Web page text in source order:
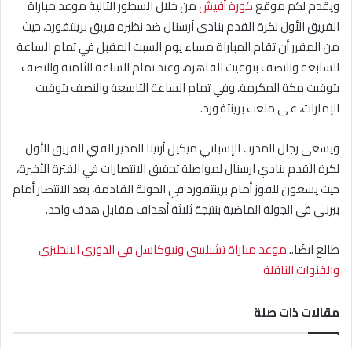
ويقدم لكم موقعكورة أفيشمن خلال السطور التالية موعد مباراة
الفريق الأول لكرة القدم بنادي آرسنال ضد نظيره فريق برينتفورد، حيث
من المقرر أن تقام المباراة مساء يوم السبت المقبل في تمام الساعة
السابعة والنصف بتوقيت القاهرة، وعند تمام الساعة الثامنة والنصف
بتوقيت مكة المكرمة، وفي تمام الساعة التاسعة والنصف بتوقيت
الإمارات، على ملعب برينتفورد.
ويسعى رجال المدرب الإسباني ميكيل أرتيتا المدير الفني للفريق الأول
لكرة القدم بنادي آرسنال لمواصلة تحقيق الانتصارات في الفترة الأخيرة،
حيث يسعون للفوز أمام برينتفورد في الجولة القادمة، بعد الانتصار أمام
بيرنلي في الجولة الماضية بنتيجة ثلاثة أهداف مقابل هدف واحد.
طالع ايضًا..موعد مباراة تشيلسي ونيوكاسل في الدوري الانجليزي
والقنوات الناقلة
مقالات ذات صلة